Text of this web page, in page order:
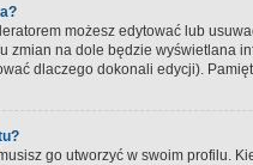
możesz edytować lub
zmian na dole będzie wyświetlana
dlaczego dokonali edycji).
go utworzyć w swoim profilu.